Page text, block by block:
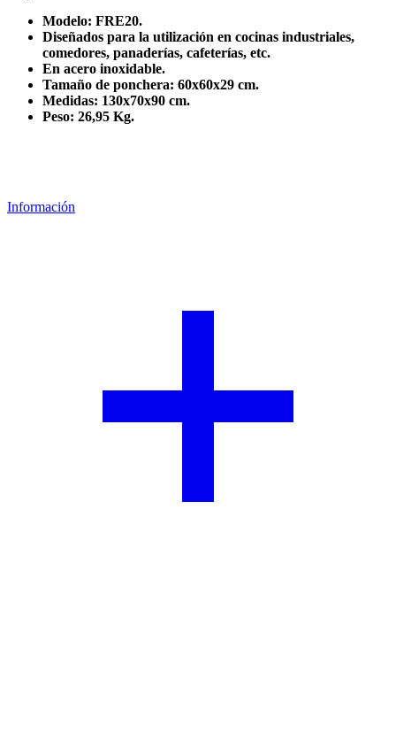
Modelo: FRE20.
Diseñados para la utilización en cocinas industriales,
comedores, panaderías, cafeterías, etc.
En acero inoxidable.
Tamaño de ponchera: 60x60x29 cm.
Medidas: 130x70x90 cm.
Peso: 26,95 Kg.
Información